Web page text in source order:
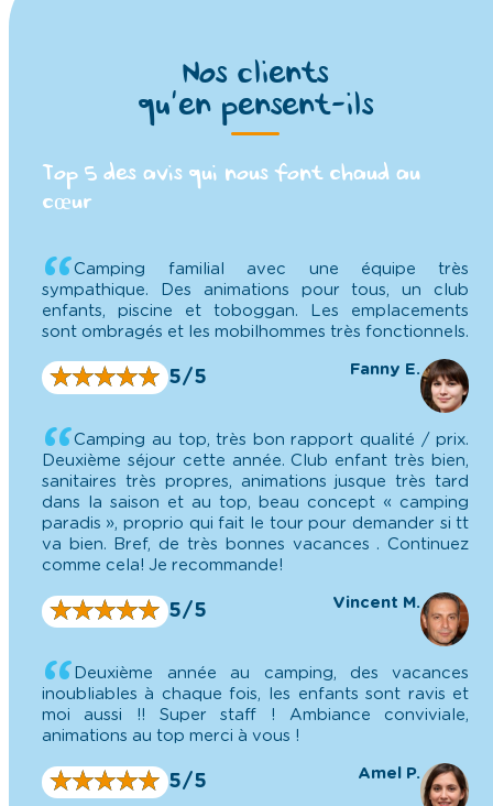
Nos clients
qu’en pensent-ils
Top 5 des avis qui nous font chaud au
cœur
Camping familial avec une équipe très
sympathique. Des animations pour tous, un club
enfants, piscine et toboggan. Les emplacements
sont ombragés et les mobilhommes très fonctionnels.
★★★★★
★★★★★ 5/5 Fanny E.
Camping au top, très bon rapport qualité / prix.
Deuxième séjour cette année. Club enfant très bien,
sanitaires très propres, animations jusque très tard
dans la saison et au top, beau concept « camping
paradis », proprio qui fait le tour pour demander si tt
va bien. Bref, de très bonnes vacances . Continuez
comme cela! Je recommande!
★★★★★
★★★★★ 5/5 Vincent M.
Deuxième année au camping, des vacances
inoubliables à chaque fois, les enfants sont ravis et
moi aussi !! Super staff ! Ambiance conviviale,
animations au top merci à vous !
★★★★★
★★★★★ 5/5 Amel P.